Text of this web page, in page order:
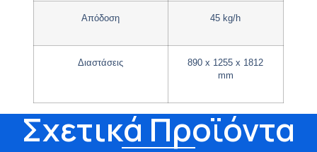
Απόδοση 45 kg/h
Διαστάσεις
890 x 1255 x 1812
mm
Σχετικά Προϊόντα